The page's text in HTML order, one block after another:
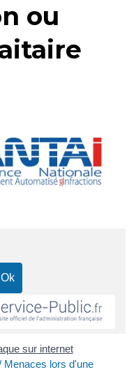
ou
sur internet
Menaces lors d'une